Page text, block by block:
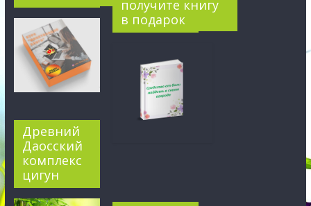
Древний
Даосский
комплекс
цигун
получите книгу
в подарок